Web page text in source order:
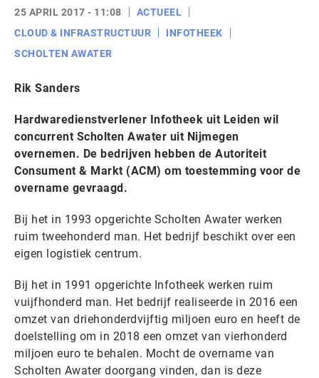
25 APRIL 2017 - 11:08
ACTUEEL
CLOUD & INFRASTRUCTUUR
INFOTHEEK
SCHOLTEN AWATER
Rik Sanders
Hardwaredienstverlener Infotheek uit Leiden wil
concurrent Scholten Awater uit Nijmegen
overnemen. De bedrijven hebben de Autoriteit
Consument & Markt (ACM) om toestemming voor de
overname gevraagd.
Bij het in 1993 opgerichte Scholten Awater werken
ruim tweehonderd man. Het bedrijf beschikt over een
eigen logistiek centrum.
Bij het in 1991 opgerichte Infotheek werken ruim
vuijfhonderd man. Het bedrijf realiseerde in 2016 een
omzet van driehonderdvijftig miljoen euro en heeft de
doelstelling om in 2018 een omzet van vierhonderd
miljoen euro te behalen. Mocht de overname van
Scholten Awater doorgang vinden, dan is deze